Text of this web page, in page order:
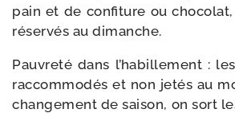
pain et de confi­ture ou
réser­vés au dimanche.
Pauvreté dans l’habillement :
rac­com­mo­dés et non jetés au
chan­ge­ment de sai­son, on sort